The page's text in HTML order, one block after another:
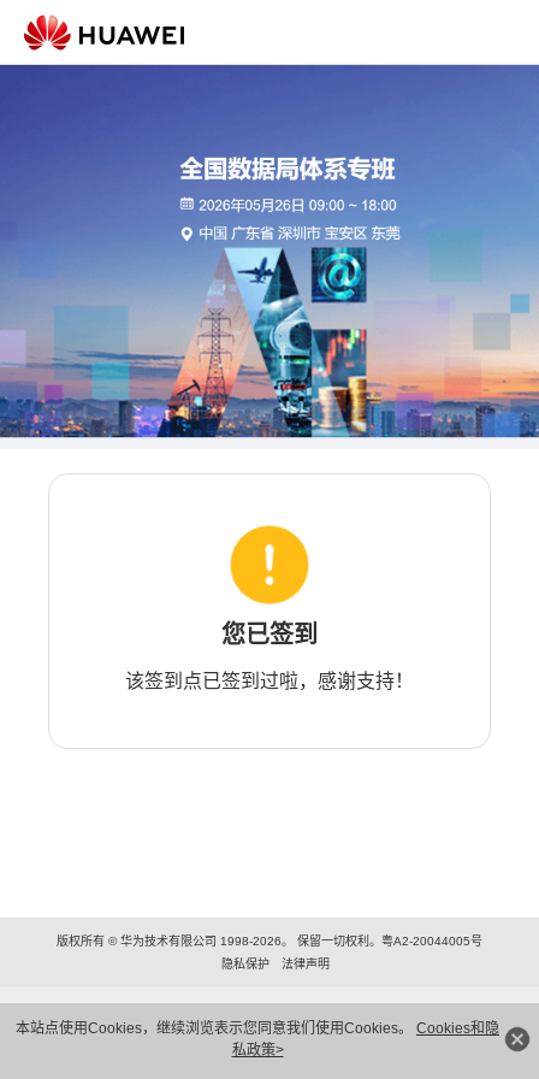
本站点使用Cookies，继续浏览表示您同意我们使用Cookies。 Cookies和隐
私政策>
您已签到
该签到点已签到过啦，感谢支持！
版权所有 © 华为技术有限公司 1998-2026。 保留一切权利。粤A2-20044005号
隐私保护
法律声明